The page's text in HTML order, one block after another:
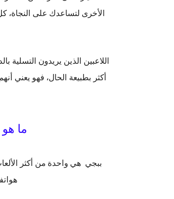
الأخرى لتساعدك على
اللاعبين الذين يريدون
أكثر بطبيعة الحال، فهو يعني
ما هو 90 فريم FPS في ببجي موبايل؟
ببجي هي واحدة من أكثر